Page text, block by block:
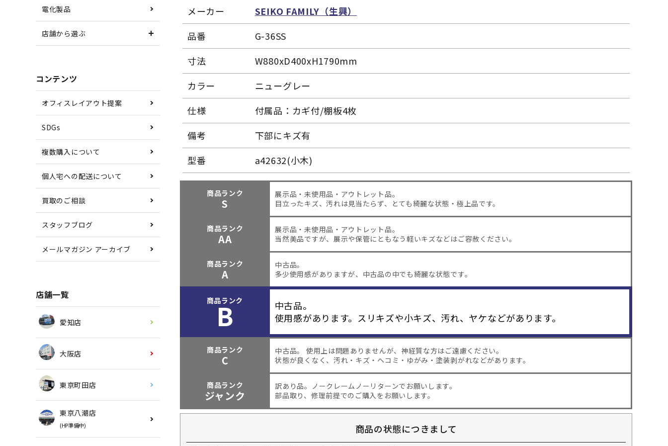
電化製品
店舗から選ぶ
コンテンツ
オフィスレイアウト提案
SDGs
複数購入について
個人宅への配送について
買取のご相談
スタッフブログ
メールマガジン アーカイブ
店舗一覧
愛知店
大阪店
東京町田店
東京八潮店
(HP準備中)
メーカー
SEIKO FAMILY（生興）
品番
G-36SS
寸法
W880xD400xH1790mm
カラー
ニューグレー
仕様
付属品：カギ付/棚板4枚
備考
下部にキズ有
型番
a42632(小木)
商品ランク
S
展示品・未使用品・アウトレット品。
目立ったキズ、汚れは見当たらず、とても綺麗な状態・極上品です。
商品ランク
AA
展示品・未使用品・アウトレット品。
当然美品ですが、展示や保管にともなう軽いキズなどはご容赦ください。
商品ランク
A
中古品。
多少使用感がありますが、中古品の中でも綺麗な状態です。
商品ランク
B
中古品。
使用感があります。スリキズや小キズ、汚れ、ヤケなどがあります。
商品ランク
C
中古品。 使用上は問題ありませんが、神経質な方はご遠慮ください。
状態が良くなく、汚れ・キズ・ヘコミ・ゆがみ・塗装剥がれなどがあります。
商品ランク
ジャンク
訳あり品。 ノークレームノーリターンでお願いします。
部品取り、修理前提でのご購入をお願いします。
商品の状態につきまして